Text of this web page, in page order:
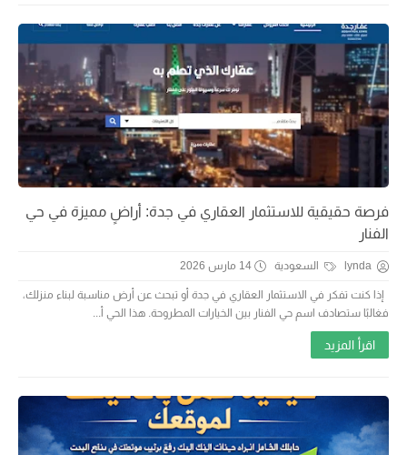
فرصة حقيقية للاستثمار العقاري في جدة: أراضٍ مميزة في حي
الفنار
lynda السعودية 14 مارس 2026
إذا كنت تفكر في الاستثمار العقاري في جدة أو تبحث عن أرض مناسبة لبناء منزلك،
فغالبًا ستصادف اسم حي الفنار بين الخيارات المطروحة. هذا الحي أ...
اقرأ المزيد